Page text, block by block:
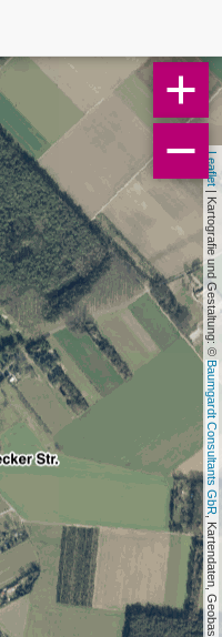
Leaflet
| Kartografie und Gestaltung: ©
Baumgardt Consultants GbR